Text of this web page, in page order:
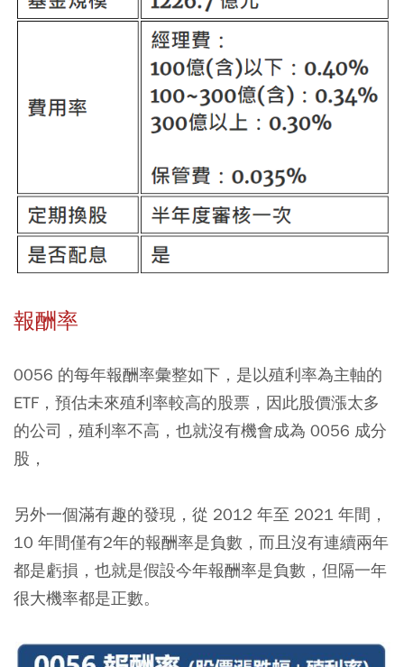
報酬率
0056 的每年報酬率彙整如下，是以殖利率為主軸的
ETF，預估未來殖利率較高的股票，因此股價漲太多
的公司，殖利率不高，也就沒有機會成為 0056 成分
股，
另外一個滿有趣的發現，從 2012 年至 2021 年間，
10 年間僅有2年的報酬率是負數，而且沒有連續兩年
都是虧損，也就是假設今年報酬率是負數，但隔一年
很大機率都是正數。